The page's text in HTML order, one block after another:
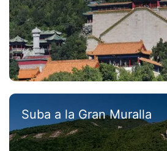
Suba a la Gran Muralla